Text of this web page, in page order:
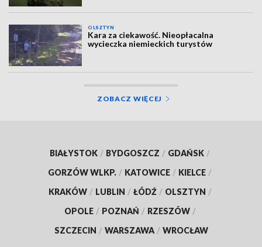
OLSZTYN
Kara za ciekawość. Nieopłacalna
wycieczka niemieckich turystów
ZOBACZ WIĘCEJ
BIAŁYSTOK / BYDGOSZCZ / GDAŃSK /
GORZÓW WLKP. / KATOWICE / KIELCE /
KRAKÓW / LUBLIN / ŁÓDŹ / OLSZTYN /
OPOLE / POZNAŃ / RZESZÓW /
SZCZECIN / WARSZAWA / WROCŁAW